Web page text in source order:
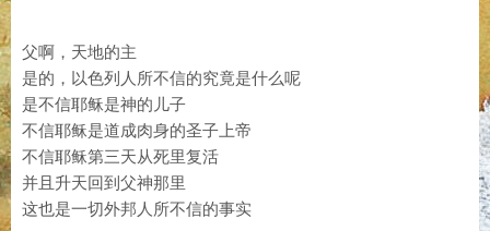
父啊，天地的主
是的，以色列人所不信的究竟是什么呢
是不信耶稣是神的儿子
不信耶稣是道成肉身的圣子上帝
不信耶稣第三天从死里复活
并且升天回到父神那里
这也是一切外邦人所不信的事实